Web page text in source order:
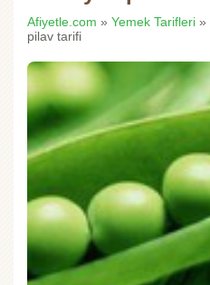
Afiyetle.com » Yemek Tarifleri »
pilav tarifi